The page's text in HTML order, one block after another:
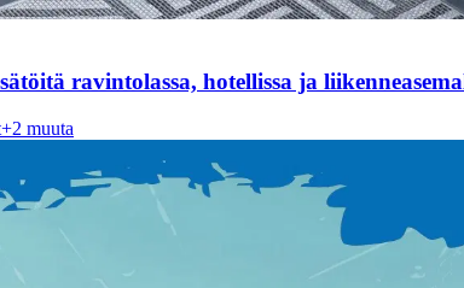
ravintolassa, hotellissa ja
+2 muuta